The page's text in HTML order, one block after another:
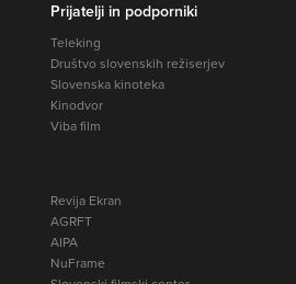
Prijatelji in podporniki
Teleking
Društvo slovenskih režiserjev
Slovenska kinoteka
Kinodvor
Viba film
Revija Ekran
AGRFT
AIPA
NuFrame